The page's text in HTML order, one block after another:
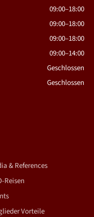
09:00–18:00
09:00–18:00
09:00–18:00
09:00–14:00
Geschlossen
Geschlossen
& References
Reisen
Vorteile